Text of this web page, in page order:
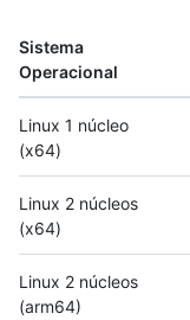
Sistema
Operacional
Linux 1 núcleo
(x64)
Linux 2 núcleos
(x64)
Linux 2 núcleos
(arm64)